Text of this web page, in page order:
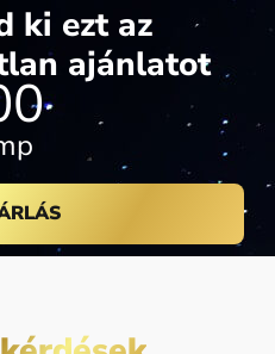
ki ezt az
ajánlatot